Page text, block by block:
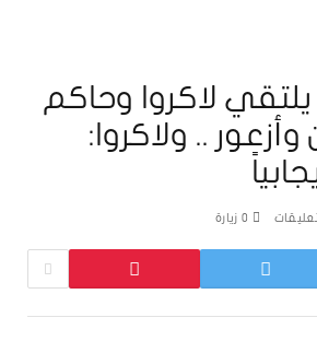
يلتقي لاكروا وحاكم
.. ولاكروا:
0 زيارة